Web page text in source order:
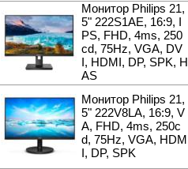
Монитор Philips 21,
5" 222S1AE, 16:9, I
PS, FHD, 4ms, 250
cd, 75Hz, VGA, DV
I, HDMI, DP, SPK, H
AS
Монитор Philips 21,
5" 222V8LA, 16:9, V
A, FHD, 4ms, 250c
d, 75Hz, VGA, HDM
I, DP, SPK